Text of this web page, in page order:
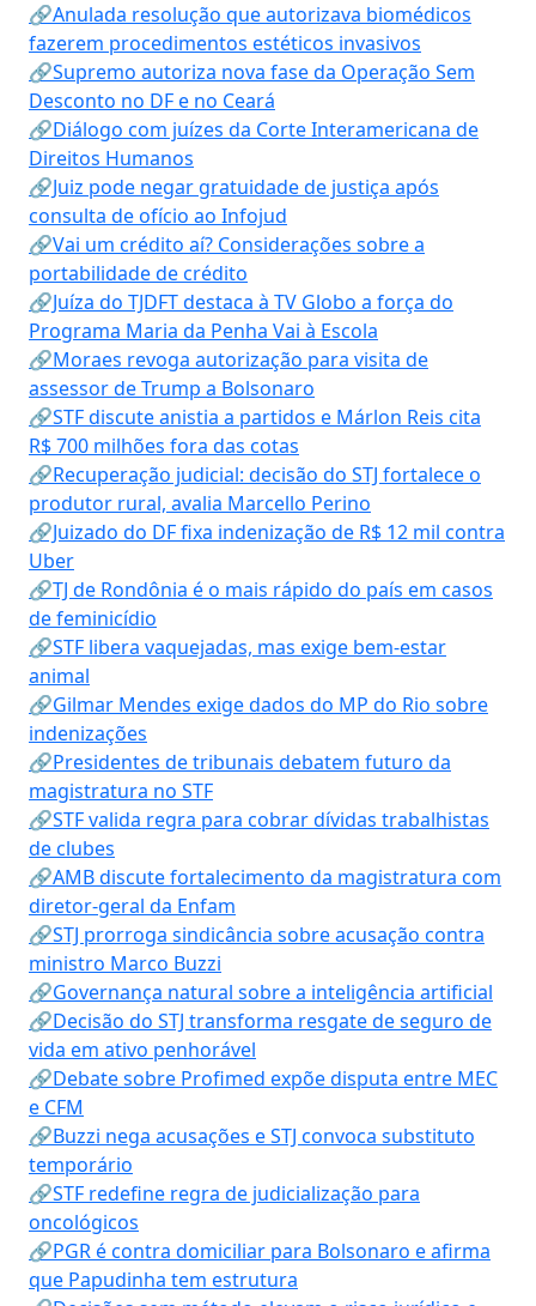
🔗Anulada resolução que autorizava biomédicos
fazerem procedimentos estéticos invasivos
🔗Supremo autoriza nova fase da Operação Sem
Desconto no DF e no Ceará
🔗Diálogo com juízes da Corte Interamericana de
Direitos Humanos
🔗Juiz pode negar gratuidade de justiça após
consulta de ofício ao Infojud
🔗Vai um crédito aí? Considerações sobre a
portabilidade de crédito
🔗Juíza do TJDFT destaca à TV Globo a força do
Programa Maria da Penha Vai à Escola
🔗Moraes revoga autorização para visita de
assessor de Trump a Bolsonaro
🔗STF discute anistia a partidos e Márlon Reis cita
R$ 700 milhões fora das cotas
🔗Recuperação judicial: decisão do STJ fortalece o
produtor rural, avalia Marcello Perino
🔗Juizado do DF fixa indenização de R$ 12 mil contra
Uber
🔗TJ de Rondônia é o mais rápido do país em casos
de feminicídio
🔗STF libera vaquejadas, mas exige bem-estar
animal
🔗Gilmar Mendes exige dados do MP do Rio sobre
indenizações
🔗Presidentes de tribunais debatem futuro da
magistratura no STF
🔗STF valida regra para cobrar dívidas trabalhistas
de clubes
🔗AMB discute fortalecimento da magistratura com
diretor-geral da Enfam
🔗STJ prorroga sindicância sobre acusação contra
ministro Marco Buzzi
🔗Governança natural sobre a inteligência artificial
🔗Decisão do STJ transforma resgate de seguro de
vida em ativo penhorável
🔗Debate sobre Profimed expõe disputa entre MEC
e CFM
🔗Buzzi nega acusações e STJ convoca substituto
temporário
🔗STF redefine regra de judicialização para
oncológicos
🔗PGR é contra domiciliar para Bolsonaro e afirma
que Papudinha tem estrutura